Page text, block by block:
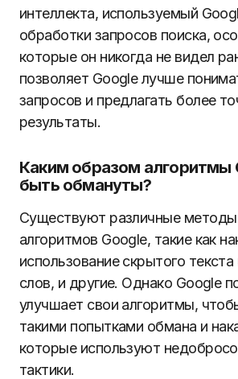
интеллекта, используемый
обработки запросов поиска,
которые он никогда не видел
позволяет Google лучше
запросов и предлагать более
результаты.
Каким образом алгоритмы
быть обмануты?
Существуют различные
алгоритмов Google, такие как
использование скрытого
слов, и другие. Однако Google
улучшает свои алгоритмы,
такими попытками обмана и
которые используют
тактики.